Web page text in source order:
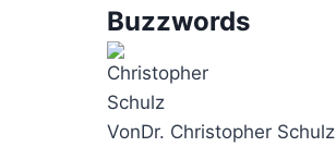
Buzzwords
VonDr. Christopher Schulz